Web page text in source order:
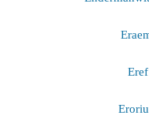
Eref